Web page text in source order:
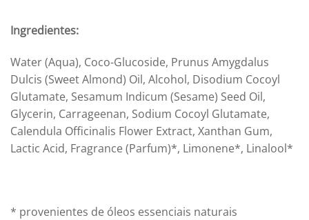
Ingredientes:
Water (Aqua), Coco-Glucoside, Prunus Amygdalus
Dulcis (Sweet Almond) Oil, Alcohol, Disodium Cocoyl
Glutamate, Sesamum Indicum (Sesame) Seed Oil,
Glycerin, Carrageenan, Sodium Cocoyl Glutamate,
Calendula Officinalis Flower Extract, Xanthan Gum,
Lactic Acid, Fragrance (Parfum)*, Limonene*, Linalool*
* provenientes de óleos essenciais naturais